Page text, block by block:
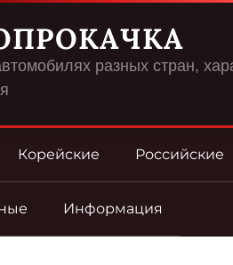
разных стран,
Корейские Российские
Информация